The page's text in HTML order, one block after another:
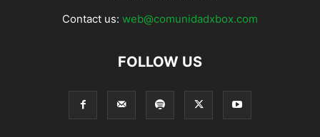
Contact us: web@comunidadxbox.com
FOLLOW US